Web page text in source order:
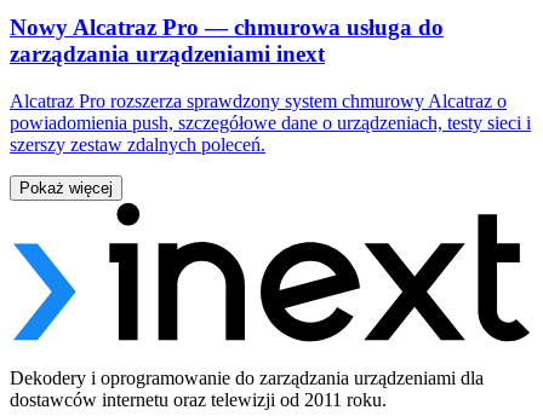
Nowy Alcatraz Pro — chmurowa usługa do
zarządzania urządzeniami inext
Alcatraz Pro rozszerza sprawdzony system chmurowy Alcatraz o
powiadomienia push, szczegółowe dane o urządzeniach, testy sieci i
szerszy zestaw zdalnych poleceń.
Pokaż więcej
Dekodery i oprogramowanie do zarządzania urządzeniami dla
dostawców internetu oraz telewizji od 2011 roku.